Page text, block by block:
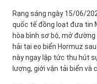
Rạng sáng ngày 15/06/
quốc tế đồng loạt đưa tin
hòa bình sơ bộ, mở
hải tại eo biển Hormuz
này ngay lập tức thu hút
lượng, giới vận tải biển và